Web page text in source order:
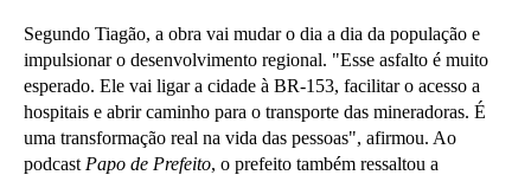
Segundo Tiagão, a obra vai mudar o dia a dia da população e
impulsionar o desenvolvimento regional. "Esse asfalto é muito
esperado. Ele vai ligar a cidade à BR-153, facilitar o acesso a
hospitais e abrir caminho para o transporte das mineradoras. É
uma transformação real na vida das pessoas", afirmou. Ao
podcast Papo de Prefeito, o prefeito também ressaltou a